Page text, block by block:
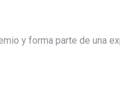
y forma parte de una